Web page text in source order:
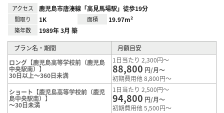
アクセス 鹿児島市唐湊線「高見馬場駅」徒歩19分
間取り 1K 面積 19.97m²
築年数 1989年 3月 築
プラン名・期間
月額目安
ロング【鹿児島高等学校前（鹿児島
中央駅南）】
30日以上～360日未満
1日当たり 2,300円～
88,800 円/月～
初期費用他 8,800円～
ショート【鹿児島高等学校前（鹿児
島中央駅南）】
～30日未満
1日当たり 2,500円～
94,800 円/月～
初期費用他 5,500円～